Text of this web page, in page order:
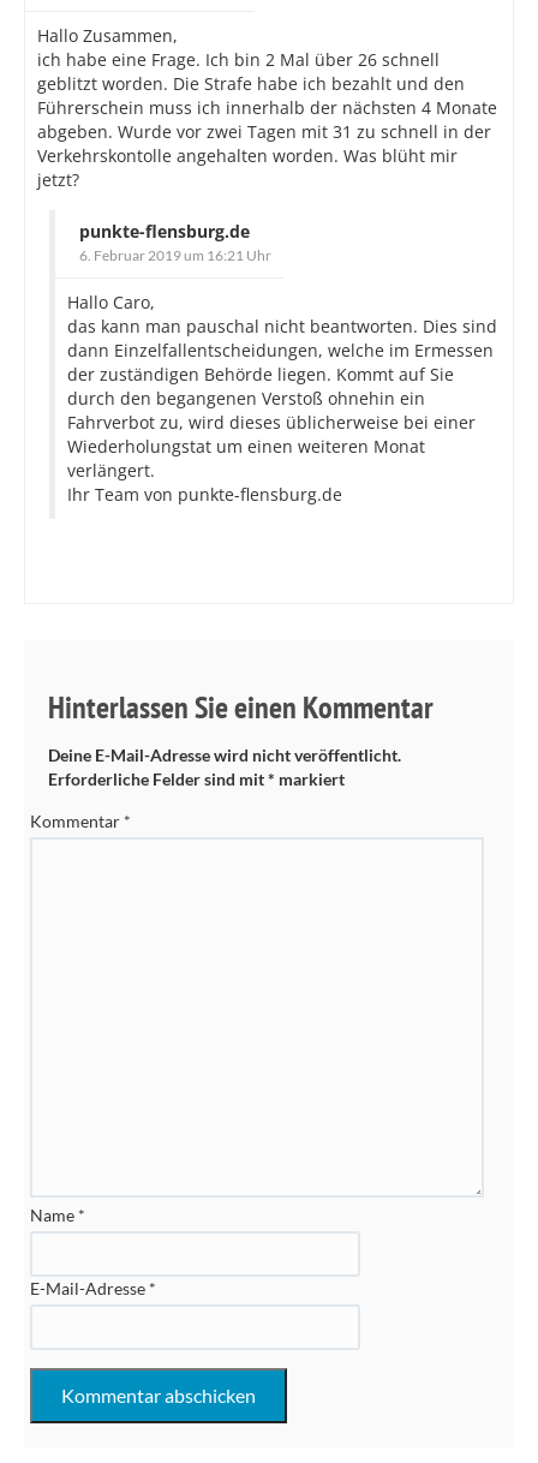
Hallo Zusammen,
ich habe eine Frage. Ich bin 2 Mal über 26 schnell
geblitzt worden. Die Strafe habe ich bezahlt und den
Führerschein muss ich innerhalb der nächsten 4 Monate
abgeben. Wurde vor zwei Tagen mit 31 zu schnell in der
Verkehrskontolle angehalten worden. Was blüht mir
jetzt?
punkte-flensburg.de
6. Februar 2019 um 16:21 Uhr
Hallo Caro,
das kann man pauschal nicht beantworten. Dies sind
dann Einzelfallentscheidungen, welche im Ermessen
der zuständigen Behörde liegen. Kommt auf Sie
durch den begangenen Verstoß ohnehin ein
Fahrverbot zu, wird dieses üblicherweise bei einer
Wiederholungstat um einen weiteren Monat
verlängert.
Ihr Team von punkte-flensburg.de
Hinterlassen Sie einen Kommentar
Deine E-Mail-Adresse wird nicht veröffentlicht.
Erforderliche Felder sind mit* markiert
Kommentar *
Name *
E-Mail-Adresse *